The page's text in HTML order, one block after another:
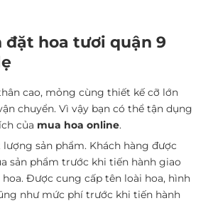
đặt hoa tươi quận 9
cao, mỏng cùng thiết kế cỡ lớn
chuyển. Vì vậy bạn có thể tận dụng
của mua hoa online.
sản phẩm. Khách hàng được
sản phẩm trước khi tiến hành giao
hoa. Được cung cấp tên loài hoa, hình
như mức phí trước khi tiến hành